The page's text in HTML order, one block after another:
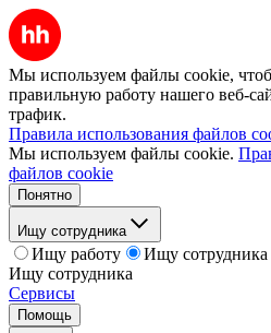
Мы используем файлы cookie,
правильную работу нашего веб-
трафик.
Правила использования файлов
Мы используем файлы cookie.
файлов cookie
Понятно
Ищу сотрудника
Ищу работу
Ищу сотрудника
Ищу сотрудника
Сервисы
Помощь